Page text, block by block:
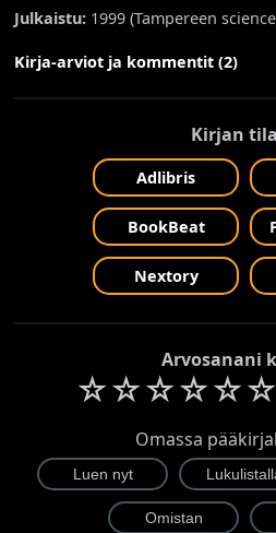
Julkaistu: 1999 (Tampereen
Kirja-arviot ja kommentit (2)
Kirjan
Adlibris
BookBeat
Nextory
Arvosanani
☆☆☆☆☆☆
Omassa